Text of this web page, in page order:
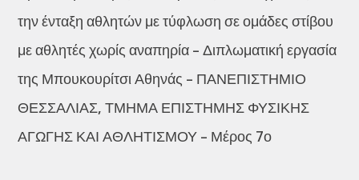
την ένταξη αθλητών με τύφλωση σε ομάδες στίβου
με αθλητές χωρίς αναπηρία – Διπλωματική εργασία
της Μπουκουρίτσι Αθηνάς – ΠΑΝΕΠΙΣΤΗΜΙΟ
ΘΕΣΣΑΛΙΑΣ, ΤΜΗΜΑ ΕΠΙΣΤΗΜΗΣ ΦΥΣΙΚΗΣ
ΑΓΩΓΗΣ ΚΑΙ ΑΘΛΗΤΙΣΜΟΥ – Μέρος 7ο